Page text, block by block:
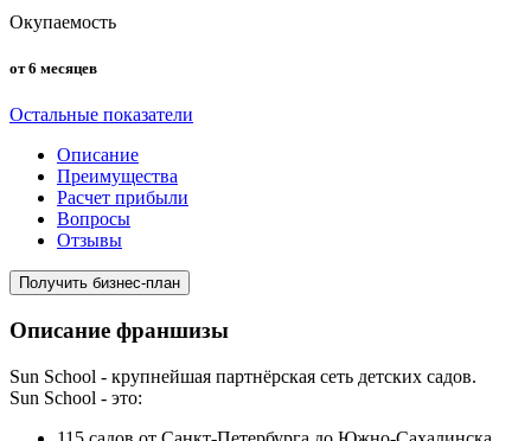
Окупаемость
от 6 месяцев
Остальные показатели
Описание
Преимущества
Расчет прибыли
Вопросы
Отзывы
Получить бизнес-план
Описание франшизы
Sun School - крупнейшая партнёрская сеть детских садов.
Sun School - это: